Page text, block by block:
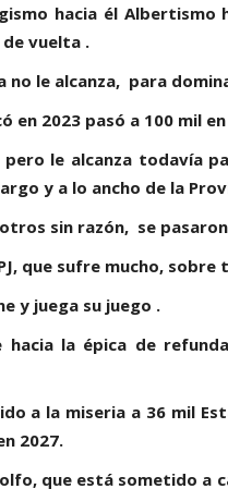
hacia él Albertismo
de vuelta .
no le alcanza, para
en 2023 pasó a 100 mil
pero le alcanza todavía
y a lo ancho de la
sin razón, se
que sufre mucho, sobre
y juega su juego .
hacia la épica de
a la miseria a 36 mil
2027.
que está sometido a
Abdala. Dicen que